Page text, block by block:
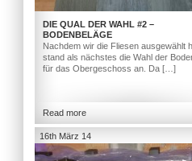
DIE QUAL DER WAHL #2 –
BODENBELÄGE
Nachdem wir die Fliesen ausgewählt
stand als nächstes die Wahl der
für das Obergeschoss an. Da […]
Read more
16th März 14